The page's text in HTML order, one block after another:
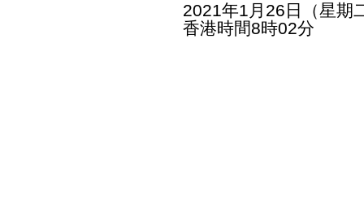
2021年1月26日（星期
香港時間8時02分